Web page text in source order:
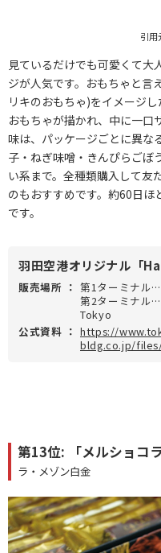
引用
見ているだけでも可愛くて大
ジが人気です。おもちゃと
リキのおもちゃ)をイメージ
おもちゃが描かれ、中に一口
味は、パッケージごとに異な
子・ねぎ味噌・きんぴらごぼ
い系まで。全種類購入して友
のもおすすめです。約60日
です。
羽田空港オリジナル「
販売場所 ： 第1ターミナル
第2ターミナル
Tokyo
公式資料 ： https://
bldg.co.jp/
第13位: 「メルショコラ
ラ・メゾン白金